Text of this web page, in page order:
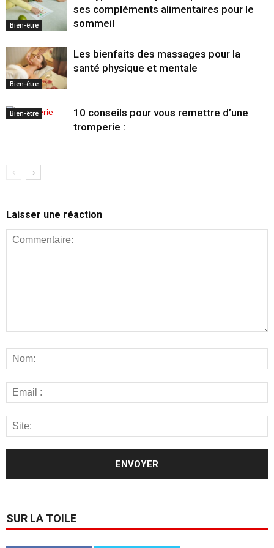
Bien-être
ses compléments alimentaires pour le
sommeil
Bien-être
Les bienfaits des massages pour la
santé physique et mentale
Bien-être
10 conseils pour vous remettre d’une
tromperie :
Laisser une réaction
SUR LA TOILE